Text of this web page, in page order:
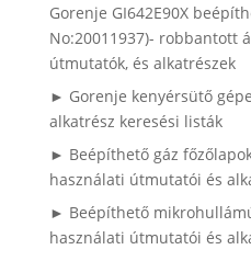
Gorenje GI642E90X
No:20011937)- robbantott
útmutatók, és alkatrészek
► Gorenje kenyérsütő
alkatrész keresési listák
► Beépíthető gáz
használati útmutatói és
► Beépíthető
használati útmutatói és